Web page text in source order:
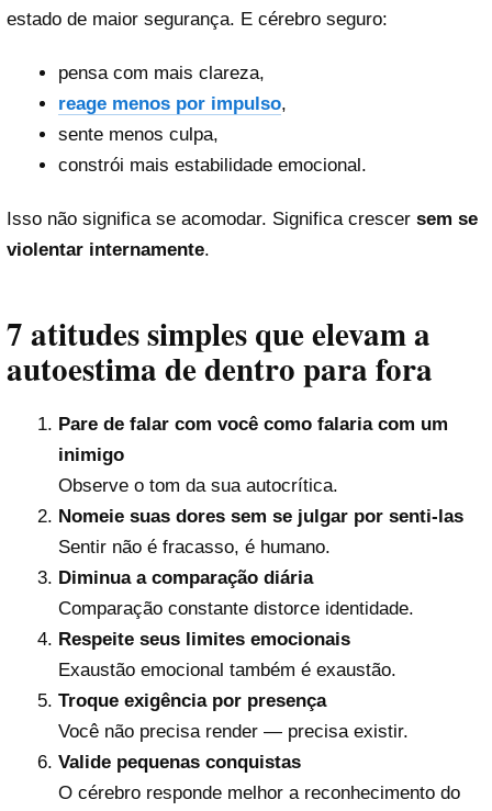
estado de maior segurança. E cérebro seguro:
pensa com mais clareza,
reage menos por impulso,
sente menos culpa,
constrói mais estabilidade emocional.
Isso não significa se acomodar. Significa crescer sem se
violentar internamente.
7 atitudes simples que elevam a
autoestima de dentro para fora
Pare de falar com você como falaria com um
inimigo
Observe o tom da sua autocrítica.
Nomeie suas dores sem se julgar por senti-las
Sentir não é fracasso, é humano.
Diminua a comparação diária
Comparação constante distorce identidade.
Respeite seus limites emocionais
Exaustão emocional também é exaustão.
Troque exigência por presença
Você não precisa render — precisa existir.
Valide pequenas conquistas
O cérebro responde melhor a reconhecimento do